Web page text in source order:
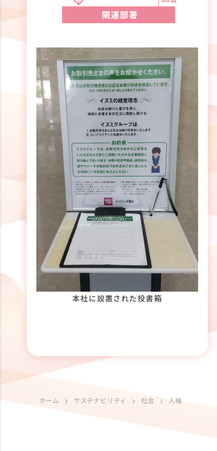
本社に設置された投書箱
ホーム サステナビリティ 社会 人権